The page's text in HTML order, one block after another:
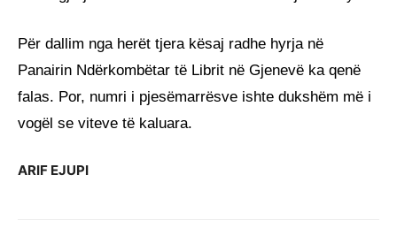
Për dallim nga herët tjera kësaj radhe hyrja në
Panairin Ndërkombëtar të Librit në Gjenevë ka qenë
falas. Por, numri i pjesëmarrësve ishte dukshëm më i
vogël se viteve të kaluara.
ARIF EJUPI